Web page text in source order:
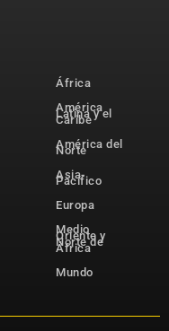
África
América
Latina y el
Caribe
América del
Norte
Asia-
Pacífico
Europa
Medio
Oriente y
Norte de
África
Mundo